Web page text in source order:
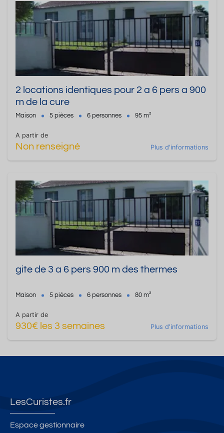
2 locations identiques pour 2 a 6 pers a 900
m de la cure
Maison 5 pièces 6 personnes 95 m²
A partir de
Non renseigné Plus d'informations
gite de 3 a 6 pers 900 m des thermes
Maison 5 pièces 6 personnes 80 m²
A partir de
930€ les 3 semaines Plus d'informations
LesCuristes.fr
Espace gestionnaire